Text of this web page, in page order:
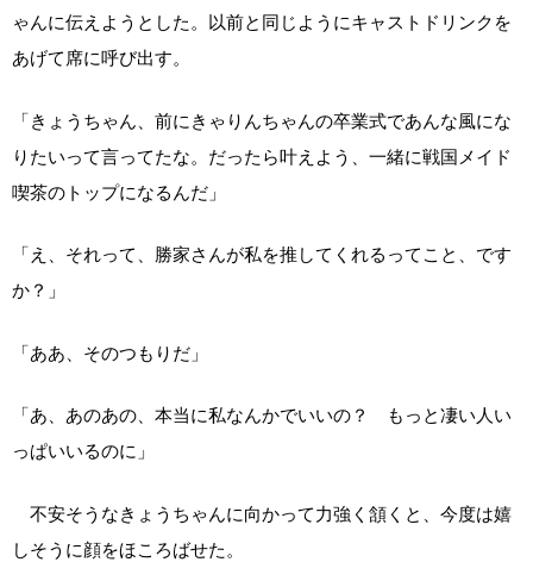
ゃんに伝えようとした。以前と同じようにキャストドリンクを
あげて席に呼び出す。
「きょうちゃん、前にきゃりんちゃんの卒業式であんな風にな
りたいって言ってたな。だったら叶えよう、一緒に戦国メイド
喫茶のトップになるんだ」
「え、それって、勝家さんが私を推してくれるってこと、です
か？」
「ああ、そのつもりだ」
「あ、あのあの、本当に私なんかでいいの？ もっと凄い人い
っぱいいるのに」
不安そうなきょうちゃんに向かって力強く頷くと、今度は嬉
しそうに顔をほころばせた。